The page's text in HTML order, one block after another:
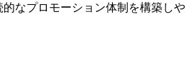
なプロモーション体制を構築しや